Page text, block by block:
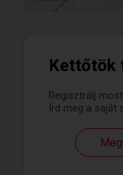
Kettőtök
Regisztrálj
Írd meg a